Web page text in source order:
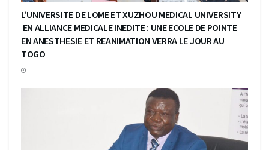
L’UNIVERSITE DE LOME ET XUZHOU MEDICAL UNIVERSITY
EN ALLIANCE MEDICALE INEDITE : UNE ECOLE DE POINTE
EN ANESTHESIE ET REANIMATION VERRA LE JOUR AU
TOGO